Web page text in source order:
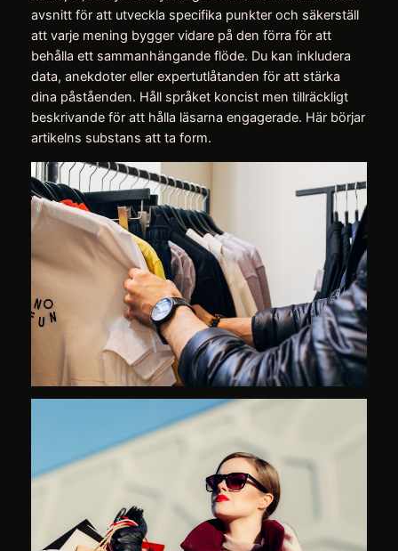
avsnitt för att utveckla specifika punkter och säkerställ
att varje mening bygger vidare på den förra för att
behålla ett sammanhängande flöde. Du kan inkludera
data, anekdoter eller expertutlåtanden för att stärka
dina påståenden. Håll språket koncist men tillräckligt
beskrivande för att hålla läsarna engagerade. Här börjar
artikelns substans att ta form.